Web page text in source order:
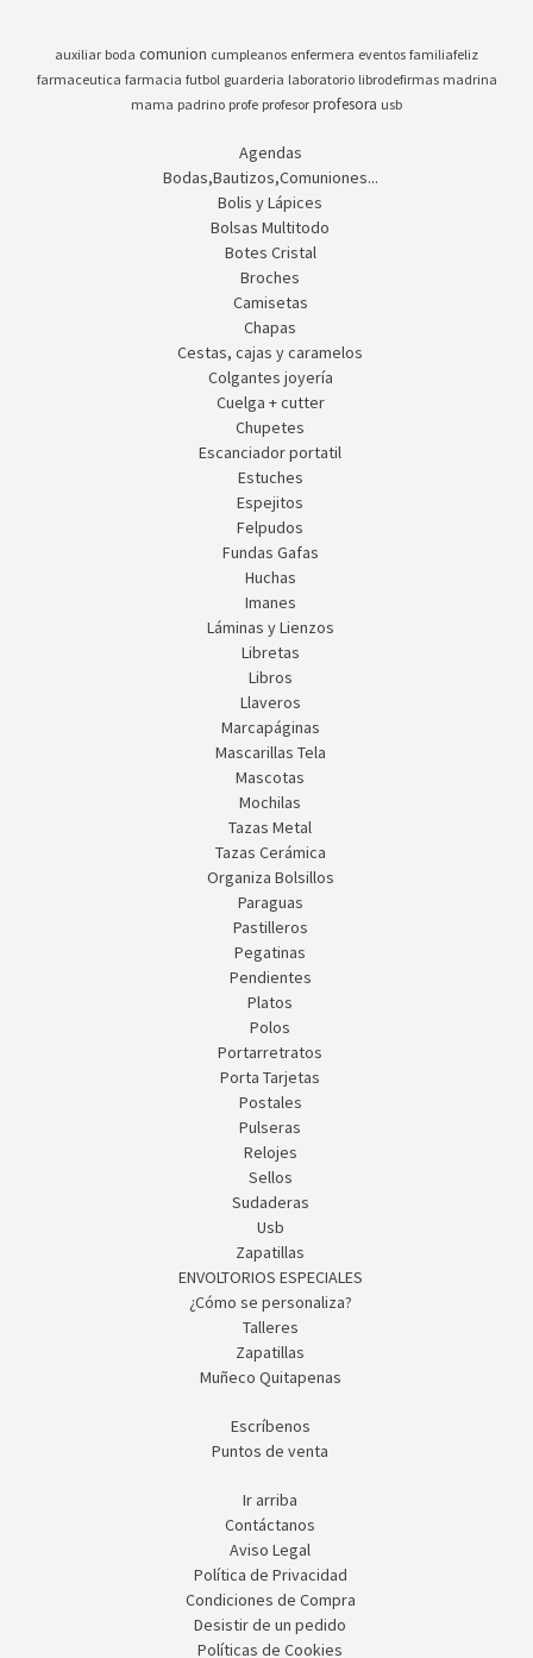
auxiliar boda comunion cumpleanos enfermera eventos familiafeliz
farmaceutica farmacia futbol guarderia laboratorio librodefirmas madrina
mama padrino profe profesor profesora usb
Agendas
Bodas,Bautizos,Comuniones...
Bolis y Lápices
Bolsas Multitodo
Botes Cristal
Broches
Camisetas
Chapas
Cestas, cajas y caramelos
Colgantes joyería
Cuelga + cutter
Chupetes
Escanciador portatil
Estuches
Espejitos
Felpudos
Fundas Gafas
Huchas
Imanes
Láminas y Lienzos
Libretas
Libros
Llaveros
Marcapáginas
Mascarillas Tela
Mascotas
Mochilas
Tazas Metal
Tazas Cerámica
Organiza Bolsillos
Paraguas
Pastilleros
Pegatinas
Pendientes
Platos
Polos
Portarretratos
Porta Tarjetas
Postales
Pulseras
Relojes
Sellos
Sudaderas
Usb
Zapatillas
ENVOLTORIOS ESPECIALES
¿Cómo se personaliza?
Talleres
Zapatillas
Muñeco Quitapenas
Escríbenos
Puntos de venta
Ir arriba
Contáctanos
Aviso Legal
Política de Privacidad
Condiciones de Compra
Desistir de un pedido
Políticas de Cookies